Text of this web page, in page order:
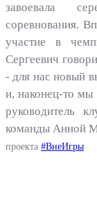
завоевала
соревнования.
участие в
Сергеевич
- для нас новый
и, наконец-то мы
руководитель
команды Анной
проекта #ВнеИгры